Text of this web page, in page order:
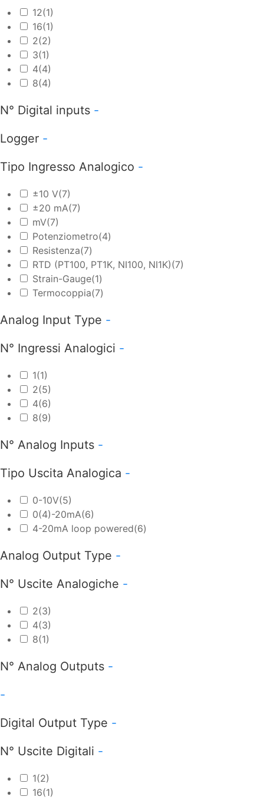
12(1)
16(1)
2(2)
3(1)
4(4)
8(4)
N° Digital inputs -
Logger -
Tipo Ingresso Analogico -
±10 V(7)
±20 mA(7)
mV(7)
Potenziometro(4)
Resistenza(7)
RTD (PT100, PT1K, NI100, NI1K)(7)
Strain-Gauge(1)
Termocoppia(7)
Analog Input Type -
N° Ingressi Analogici -
1(1)
2(5)
4(6)
8(9)
N° Analog Inputs -
Tipo Uscita Analogica -
0-10V(5)
0(4)-20mA(6)
4-20mA loop powered(6)
Analog Output Type -
N° Uscite Analogiche -
2(3)
4(3)
8(1)
N° Analog Outputs -
-
Digital Output Type -
N° Uscite Digitali -
1(2)
16(1)